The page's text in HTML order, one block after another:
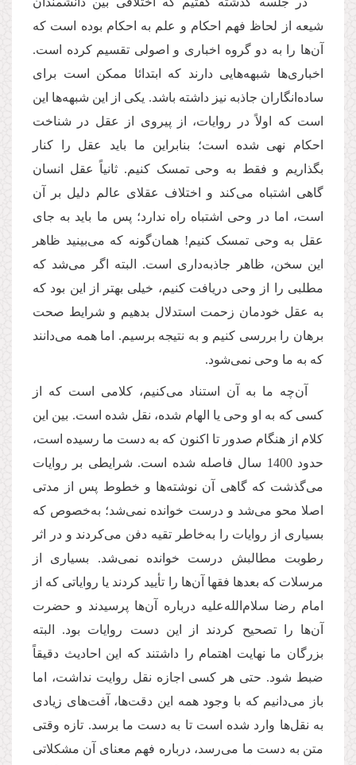
شیعه از لحاظ فهم احکام و علم به احکام بوده است که
آن‌ها را به دو گروه اخباری و اصولی تقسیم کرده است.
اخباری‌ها شبهه‌هایی دارند که ابتدائا ممکن است برای
ساده‌انگاران جاذبه نیز داشته باشد. یکی‌ از این شبهه‌ها این
است که اولاً در روایات، از پیروی از عقل در شناخت
احکام نهی شده است؛ بنابراین ما باید عقل را کنار
بگذاریم و فقط به وحی تمسک کنیم. ثانیاً عقل انسان
گاهی اشتباه می‌کند و اختلاف عقلای عالم دلیل بر آن
است، اما در وحی اشتباه راه ندارد؛ پس ما باید به جای
عقل به وحی تمسک کنیم! همان‌گونه که می‌بینید ظاهر
این سخن، ظاهر جاذبه‌داری است. البته اگر می‌شد که
مطلبی را از وحی دریافت کنیم، خیلی بهتر از این بود که
به عقل خودمان زحمت استدلال بدهیم و شرایط صحت
برهان را بررسی کنیم و به نتیجه برسیم. اما همه می‌دانند
که به ما وحی نمی‌شود.
آن‌چه ما به آن استناد می‌کنیم، کلامی است که از
کسی که به او وحی یا الهام شده، نقل شده است. بین این
کلام از هنگام صدور تا اکنون که به دست ما رسیده است،
حدود 1400 سال فاصله شده است. شرایطی بر روایات
می‌گذشت که گاهی آن نوشته‌ها و خطوط پس از مدتی
اصلا محو می‌شد و درست خوانده نمی‌شد؛ به‌خصوص که
بسیاری از روایات را به‌خاطر تقیه دفن می‌کردند و در اثر
رطوبت مطالبش درست خوانده نمی‌شد. بسیاری از
مرسلات که بعدها فقها آن‌ها را تأیید کردند یا روایاتی که از
امام رضا سلام‌الله‌علیه درباره آن‌ها پرسیدند و حضرت
آن‌ها را تصحیح کردند از این دست روایات بود. البته
بزرگان ما نهایت اهتمام را داشتند که این‌ احادیث دقیقاً
ضبط شود. حتی هر کسی اجازه نقل روایت نداشت، اما
باز می‌دانیم که با وجود همه این دقت‌ها، آفت‌های زیادی
به نقل‌ها وارد شده است تا به دست ما برسد. تازه وقتی
متن به دست ما می‌رسد، درباره فهم معنای آن مشکلاتی